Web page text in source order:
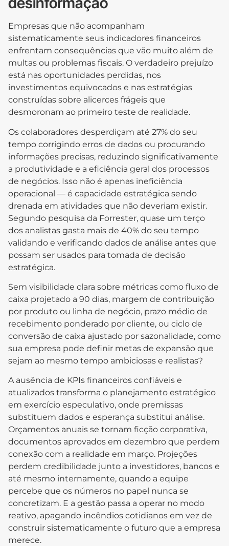
Empresas que não acompanham
sistematicamente seus indicadores financeiros
enfrentam consequências que vão muito além de
multas ou problemas fiscais. O verdadeiro prejuízo
está nas oportunidades perdidas, nos
investimentos equivocados e nas estratégias
construídas sobre alicerces frágeis que
desmoronam ao primeiro teste de realidade.
Os colaboradores desperdiçam até 27% do seu
tempo corrigindo erros de dados ou procurando
informações precisas, reduzindo significativamente
a produtividade e a eficiência geral dos processos
de negócios. Isso não é apenas ineficiência
operacional — é capacidade estratégica sendo
drenada em atividades que não deveriam existir.
Segundo pesquisa da Forrester, quase um terço
dos analistas gasta mais de 40% do seu tempo
validando e verificando dados de análise antes que
possam ser usados para tomada de decisão
estratégica.
Sem visibilidade clara sobre métricas como fluxo de
caixa projetado a 90 dias, margem de contribuição
por produto ou linha de negócio, prazo médio de
recebimento ponderado por cliente, ou ciclo de
conversão de caixa ajustado por sazonalidade, como
sua empresa pode definir metas de expansão que
sejam ao mesmo tempo ambiciosas e realistas?
A ausência de KPIs financeiros confiáveis e
atualizados transforma o planejamento estratégico
em exercício especulativo, onde premissas
substituem dados e esperança substitui análise.
Orçamentos anuais se tornam ficção corporativa,
documentos aprovados em dezembro que perdem
conexão com a realidade em março. Projeções
perdem credibilidade junto a investidores, bancos e
até mesmo internamente, quando a equipe
percebe que os números no papel nunca se
concretizam. E a gestão passa a operar no modo
reativo, apagando incêndios cotidianos em vez de
construir sistematicamente o futuro que a empresa
merece.